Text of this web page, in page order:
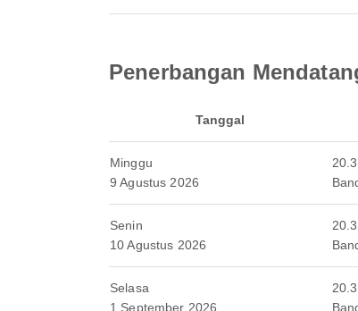
Penerbangan
Tanggal
Minggu
9 Agustus 2026
Senin
10 Agustus 2026
Selasa
1 September 2026